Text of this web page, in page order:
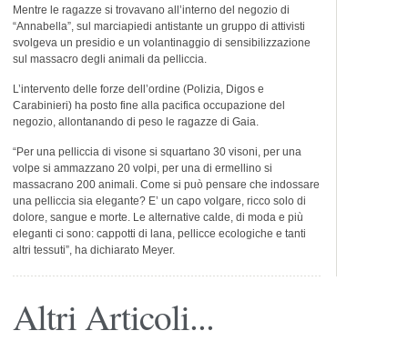
Mentre le ragazze si trovavano all’interno del negozio di
“Annabella”, sul marciapiedi antistante un gruppo di attivisti
svolgeva un presidio e un volantinaggio di sensibilizzazione
sul massacro degli animali da pelliccia.
L’intervento delle forze dell’ordine (Polizia, Digos e
Carabinieri) ha posto fine alla pacifica occupazione del
negozio, allontanando di peso le ragazze di Gaia.
“Per una pelliccia di visone si squartano 30 visoni, per una
volpe si ammazzano 20 volpi, per una di ermellino si
massacrano 200 animali. Come si può pensare che indossare
una pelliccia sia elegante? E’ un capo volgare, ricco solo di
dolore, sangue e morte. Le alternative calde, di moda e più
eleganti ci sono: cappotti di lana, pellicce ecologiche e tanti
altri tessuti”, ha dichiarato Meyer.
Altri Articoli...